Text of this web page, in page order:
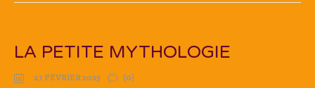
LA PETITE MYTHOLOGIE
27 FÉVRIER 2023 (0)